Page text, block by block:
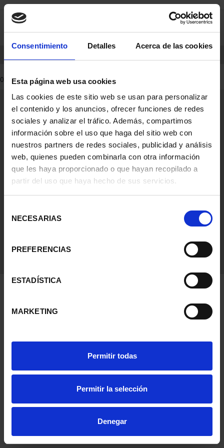
Consentimiento Detalles Acerca de las cookies
Esta página web usa cookies
Las cookies de este sitio web se usan para personalizar
el contenido y los anuncios, ofrecer funciones de redes
sociales y analizar el tráfico. Además, compartimos
información sobre el uso que haga del sitio web con
nuestros partners de redes sociales, publicidad y análisis
web, quienes pueden combinarla con otra información
que les haya proporcionado o que hayan recopilado a
partir del uso que haya hecho de sus servicios.
NECESARIAS
PREFERENCIAS
ESTADÍSTICA
MARKETING
Permitir todas
Permitir la selección
Denegar
saltar
contenido
Saltar
men
0
0 Productos encontrados
Información General
Contacto
Preguntas Frequentes (FAQs)
Aviso Legal
Condiciones Legales